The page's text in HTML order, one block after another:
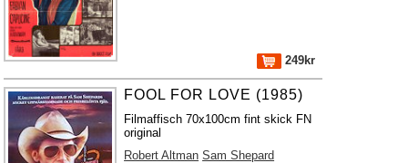
249kr
FOOL FOR LOVE (1985)
Filmaffisch 70x100cm fint skick FN
original
Robert Altman Sam Shepard